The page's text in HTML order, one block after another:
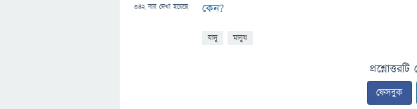
342বার দেখা হয়েছে
কেন?
যাদু মানুষ
ফেসবুক